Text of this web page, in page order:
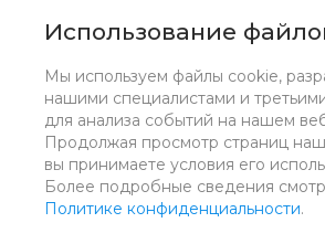
Использование
Мы используем файлы cookie,
нашими специалистами и
для анализа событий на нашем
Продолжая просмотр страниц
вы принимаете условия его
Более подробные сведения
Политике конфиденциальности.
© 2017 - 2026 ООО "Комплектстрой
защищены